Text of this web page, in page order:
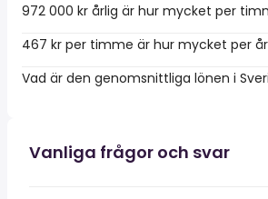
972 000 kr årlig är hur mycket per
467 kr per timme är hur mycket per
Vad är den genomsnittliga lönen i
Vanliga frågor och svar